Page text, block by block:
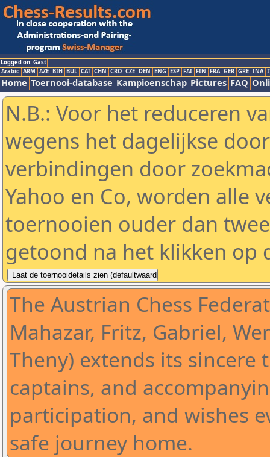
Logged on: Gast
Arabic ARM AZE BIH BUL CAT CHN CRO CZE DEN ENG ESP FAI FIN FRA GER GRE INA
Home Toernooi-database Kampioenschap Pictures FAQ
N.B.: Voor het reduceren
wegens het dagelijkse
verbindingen door
Yahoo en Co, worden alle
toernooien ouder dan
getoond na het klikken op
The Austrian Chess
Mahazar, Fritz, Gabriel,
Theny) extends its sincere
captains, and
participation, and wishes
safe journey home.